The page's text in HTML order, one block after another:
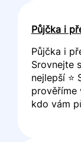
Půjčka i
Půjčka i
Srovnejte
nejlepší ⭐
prověříme
kdo vám